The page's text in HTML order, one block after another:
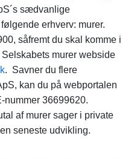
sædvanlige
erhverv: murer.
såfremt du skal komme i
murer webside
. Savner du flere
kan du på webportalen
nummer 36699620.
af murer sager i private
seneste udvikling.